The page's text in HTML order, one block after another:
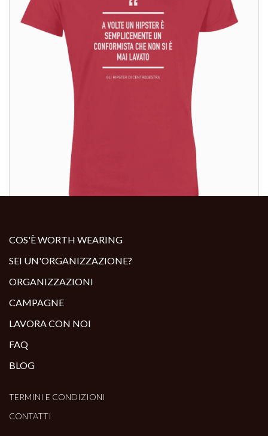
COS'È WORTH WEARING
SEI UN'ORGANIZZAZIONE?
ORGANIZZAZIONI
CAMPAGNE
LAVORA CON NOI
FAQ
BLOG
TERMINI E CONDIZIONI
CONTATTI